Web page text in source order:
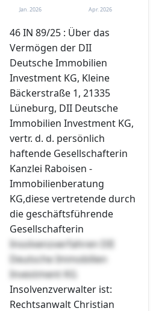
Jan. 2026 Apr. 2026
46 IN 89/25 : Über das
Vermögen der DII
Deutsche Immobilien
Investment KG, Kleine
Bäckerstraße 1, 21335
Lüneburg, DII Deutsche
Immobilien Investment KG,
vertr. d. d. persönlich
haftende Gesellschafterin
Kanzlei Raboisen -
Immobilienberatung
KG,diese vertretende durch
die geschäftsführende
Gesellschafterin
Insolvenzverfahren DII
Deutsche Immobilien
Investment KG
Insolvenzverwalter ist:
Rechtsanwalt Christian